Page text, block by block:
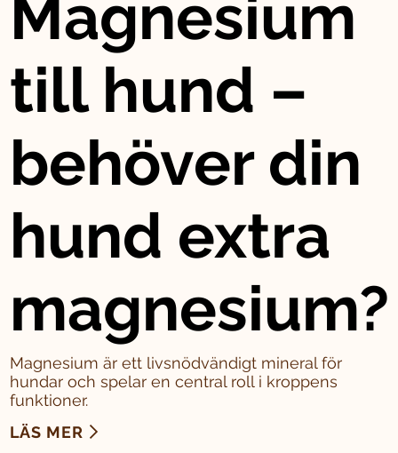
Magnesium
till hund –
behöver din
hund extra
magnesium?
Magnesium är ett livsnödvändigt mineral för
hundar och spelar en central roll i kroppens
funktioner.
LÄS MER